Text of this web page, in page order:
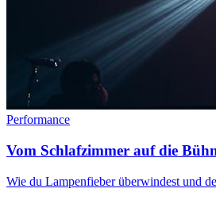
Performance
Vom Schlafzimmer auf die
Wie du Lampenfieber überwindest und